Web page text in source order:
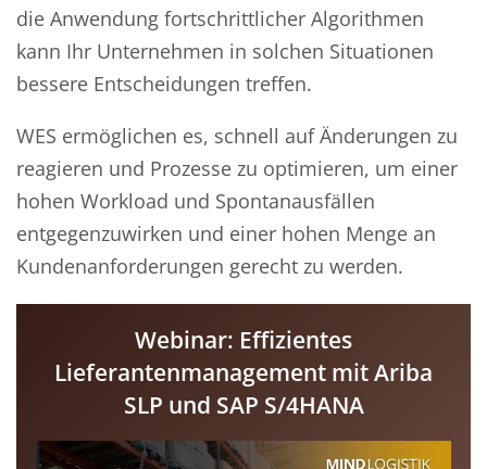
die Anwendung fortschrittlicher Algorithmen
kann Ihr Unternehmen in solchen Situationen
bessere Entscheidungen treffen.
WES ermöglichen es, schnell auf Änderungen zu
reagieren und Prozesse zu optimieren, um einer
hohen Workload und Spontanausfällen
entgegenzuwirken und einer hohen Menge an
Kundenanforderungen gerecht zu werden.
Webinar: Effizientes
Lieferantenmanagement mit Ariba
SLP und SAP S/4HANA